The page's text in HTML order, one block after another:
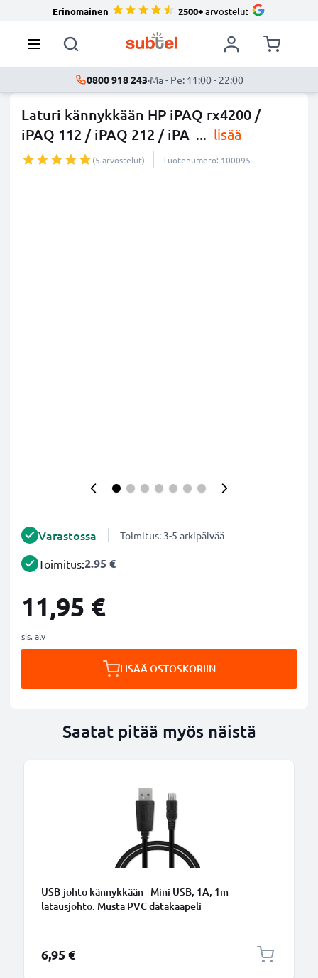
Erinomainen 2500+arvostelut
0800 918 243·Ma - Pe: 11:00 - 22:00
Laturi kännykkään HP iPAQ rx4200 /
iPAQ 112 / iPAQ 212 / iPA ... lisää
(5 arvostelut) Tuotenumero: 100095
Varastossa Toimitus: 3-5 arkipäivää
Toimitus:2.95 €
11,95 €
sis. alv
LISÄÄ OSTOSKORIIN
Saatat pitää myös näistä
USB-johto kännykkään - Mini USB, 1A, 1m
latausjohto. Musta PVC datakaapeli
6,95 €